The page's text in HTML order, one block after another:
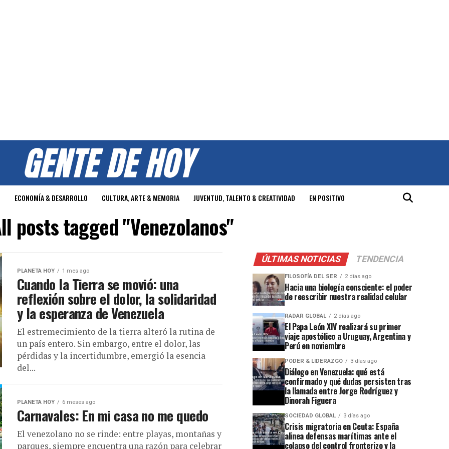
ECONOMÍA & DESARROLLO CULTURA, ARTE & MEMORIA JUVENTUD, TALENTO & CREATIVIDAD EN POSITIVO
posts tagged "Venezolanos"
PLANETA HOY 1 mes ago
Cuando la Tierra se movió: una
reflexión sobre el dolor, la solidaridad
y la esperanza de Venezuela
El estremecimiento de la tierra alteró la rutina de
un país entero. Sin embargo, entre el dolor, las
pérdidas y la incertidumbre, emergió la esencia
del...
PLANETA HOY 6 meses ago
Carnavales: En mi casa no me quedo
El venezolano no se rinde: entre playas, montañas y
parques, siempre encuentra una razón para celebrar
ÚLTIMAS NOTICIAS TENDENCIA
FILOSOFÍA DEL SER 2 días ago
Hacia una biología consciente: el poder
de reescribir nuestra realidad celular
RADAR GLOBAL 2 días ago
El Papa León XIV realizará su primer
viaje apostólico a Uruguay, Argentina y
Perú en noviembre
PODER & LIDERAZGO 3 días ago
Diálogo en Venezuela: qué está
confirmado y qué dudas persisten tras
la llamada entre Jorge Rodríguez y
Dinorah Figuera
SOCIEDAD GLOBAL 3 días ago
Crisis migratoria en Ceuta: España
alinea defensas marítimas ante el
colapso del control fronterizo y la